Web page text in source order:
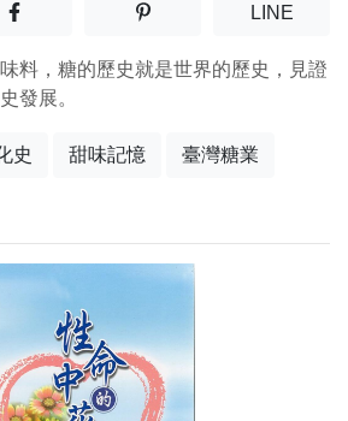
分享至facebook(另開新視窗)
分享至噗浪(另開新視窗)
LINE(另開
料，糖的歷史就是世界的歷史，見證
發展。
史 甜味記憶 臺灣糖業